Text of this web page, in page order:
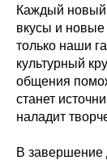
Каждый
вкусы и
только наши
культурный
общения
станет
наладит
В завершение